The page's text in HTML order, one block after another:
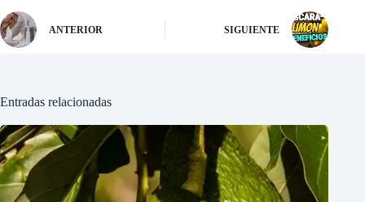
ANTERIOR SIGUIENTE
Entradas relacionadas